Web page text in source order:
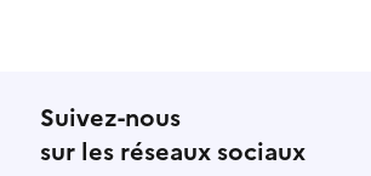
Suivez-nous
sur les réseaux sociaux